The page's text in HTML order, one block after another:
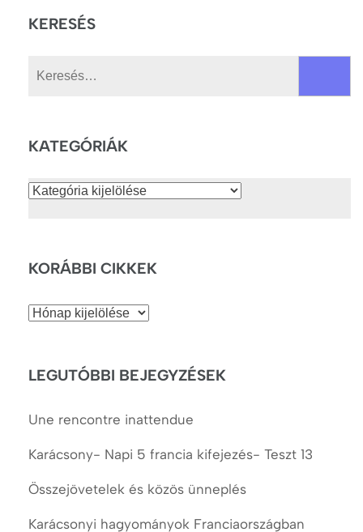
KERESÉS
KATEGÓRIÁK
Kategóriák
KORÁBBI CIKKEK
Korábbi
LEGUTÓBBI BEJEGYZÉSEK
Une rencontre inattendue
Karácsony- Napi 5 francia kifejezés- Teszt 13
Összejövetelek és közös ünneplés
Karácsonyi hagyományok Franciaországban